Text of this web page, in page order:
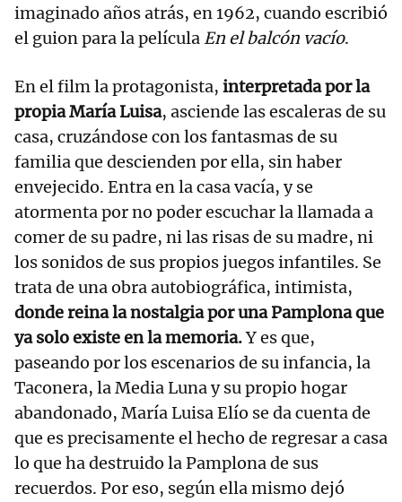
imaginado años atrás, en 1962, cuando escribió
el guion para la película En el balcón vacío.
En el film la protagonista, interpretada por la
propia María Luisa, asciende las escaleras de su
casa, cruzándose con los fantasmas de su
familia que descienden por ella, sin haber
envejecido. Entra en la casa vacía, y se
atormenta por no poder escuchar la llamada a
comer de su padre, ni las risas de su madre, ni
los sonidos de sus propios juegos infantiles. Se
trata de una obra autobiográfica, intimista,
donde reina la nostalgia por una Pamplona que
ya solo existe en la memoria.Y es que,
paseando por los escenarios de su infancia, la
Taconera, la Media Luna y su propio hogar
abandonado, María Luisa Elío se da cuenta de
que es precisamente el hecho de regresar a casa
lo que ha destruido la Pamplona de sus
recuerdos. Por eso, según ella mismo dejó